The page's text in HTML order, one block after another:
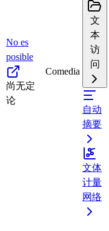
No es
posible
尚无定
论
Comedia
文
本
访
问
自动
摘要
文体
计量
网络